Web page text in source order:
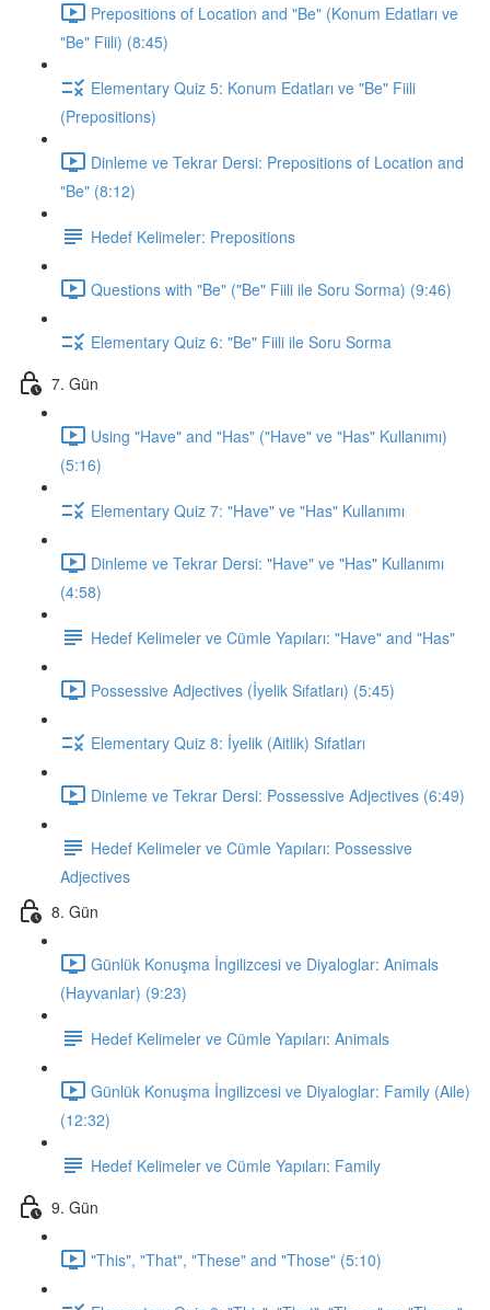
Prepositions of Location and "Be" (Konum Edatları ve
"Be" Fiili) (8:45)
Elementary Quiz 5: Konum Edatları ve "Be" Fiili
(Prepositions)
Dinleme ve Tekrar Dersi: Prepositions of Location and
"Be" (8:12)
Hedef Kelimeler: Prepositions
Questions with "Be" ("Be" Fiili ile Soru Sorma) (9:46)
Elementary Quiz 6: "Be" Fiili ile Soru Sorma
7. Gün
Using "Have" and "Has" ("Have" ve "Has" Kullanımı)
(5:16)
Elementary Quiz 7: "Have" ve "Has" Kullanımı
Dinleme ve Tekrar Dersi: "Have" ve "Has" Kullanımı
(4:58)
Hedef Kelimeler ve Cümle Yapıları: "Have" and "Has"
Possessive Adjectives (İyelik Sıfatları) (5:45)
Elementary Quiz 8: İyelik (Aitlik) Sıfatları
Dinleme ve Tekrar Dersi: Possessive Adjectives (6:49)
Hedef Kelimeler ve Cümle Yapıları: Possessive
Adjectives
8. Gün
Günlük Konuşma İngilizcesi ve Diyaloglar: Animals
(Hayvanlar) (9:23)
Hedef Kelimeler ve Cümle Yapıları: Animals
Günlük Konuşma İngilizcesi ve Diyaloglar: Family (Aile)
(12:32)
Hedef Kelimeler ve Cümle Yapıları: Family
9. Gün
"This", "That", "These" and "Those" (5:10)